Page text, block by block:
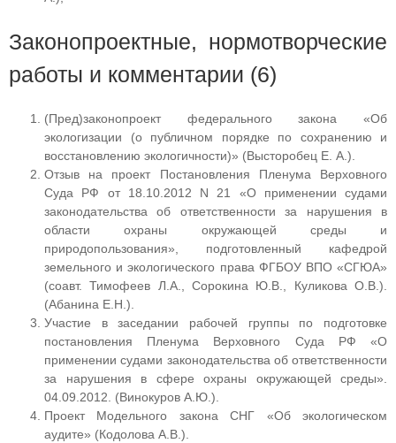
Законопроектные, нормотворческие
работы и комментарии (6)
(Пред)законопроект федерального закона «Об
экологизации (о публичном порядке по сохранению и
восстановлению экологичности)» (Высторобец Е. А.).
Отзыв на проект Постановления Пленума Верховного
Суда РФ от 18.10.2012 N 21 «О применении судами
законодательства об ответственности за нарушения в
области охраны окружающей среды и
природопользования», подготовленный кафедрой
земельного и экологического права ФГБОУ ВПО «СГЮА»
(соавт. Тимофеев Л.А., Сорокина Ю.В., Куликова О.В.).
(Абанина Е.Н.).
Участие в заседании рабочей группы по подготовке
постановления Пленума Верховного Суда РФ «О
применении судами законодательства об ответственности
за нарушения в сфере охраны окружающей среды».
04.09.2012. (Винокуров А.Ю.).
Проект Модельного закона СНГ «Об экологическом
аудите» (Кодолова А.В.).